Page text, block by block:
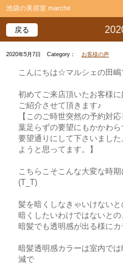
池袋の美容室 marche
戻る
2020年5月7日 Category： お客様の声
こんにちは☆マルシェの田嶋
初めてご来店頂いたお客様
ご紹介させて頂きます♪
【このご時世突然の予約対
葉足らずの要望にもかかわ
要望通りにして下さいまし
ようと思ってます。】
こちらこそこんな大変な時
(T_T)
髪を暗くしなきゃいけない
暗くしたいわけではないと
暗髪でも透明感が出る様に
暗髪透明感カラーは室内で
減で